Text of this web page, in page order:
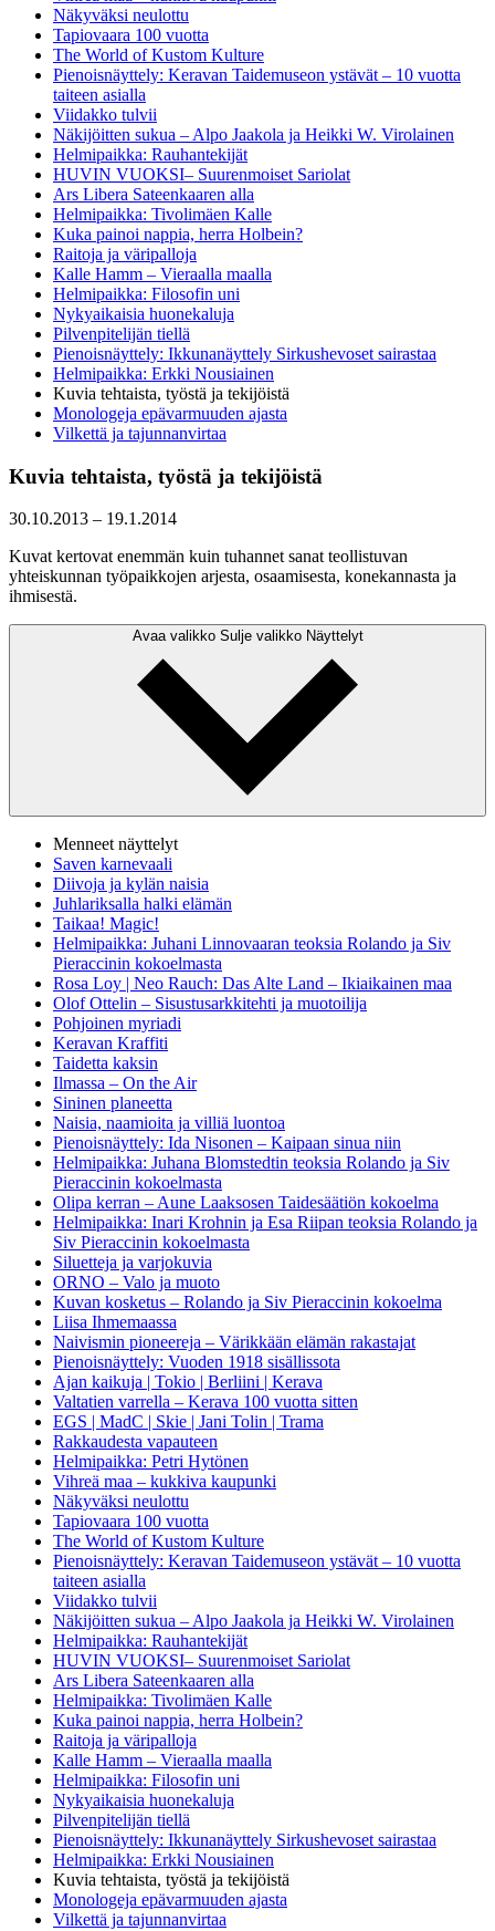
Näkyväksi neulottu
Tapiovaara 100 vuotta
The World of Kustom Kulture
Pienoisnäyttely: Keravan Taidemuseon ystävät – 10 vuotta
taiteen asialla
Viidakko tulvii
Näkijöitten sukua – Alpo Jaakola ja Heikki W. Virolainen
Helmipaikka: Rauhantekijät
HUVIN VUOKSI– Suurenmoiset Sariolat
Ars Libera Sateenkaaren alla
Helmipaikka: Tivolimäen Kalle
Kuka painoi nappia, herra Holbein?
Raitoja ja väripalloja
Kalle Hamm – Vieraalla maalla
Helmipaikka: Filosofin uni
Nykyaikaisia huonekaluja
Pilvenpitelijän tiellä
Pienoisnäyttely: Ikkunanäyttely Sirkushevoset sairastaa
Helmipaikka: Erkki Nousiainen
Kuvia tehtaista, työstä ja tekijöistä
Monologeja epävarmuuden ajasta
Vilkettä ja tajunnanvirtaa
Kuvia tehtaista, työstä ja tekijöistä
30.10.2013 – 19.1.2014
Kuvat kertovat enemmän kuin tuhannet sanat teollistuvan
yhteiskunnan työpaikkojen arjesta, osaamisesta, konekannasta ja
ihmisestä.
Avaa valikko Sulje valikko Näyttelyt
Menneet näyttelyt
Saven karnevaali
Diivoja ja kylän naisia
Juhlariksalla halki elämän
Taikaa! Magic!
Helmipaikka: Juhani Linnovaaran teoksia Rolando ja Siv
Pieraccinin kokoelmasta
Rosa Loy | Neo Rauch: Das Alte Land – Ikiaikainen maa
Olof Ottelin – Sisustusarkkitehti ja muotoilija
Pohjoinen myriadi
Keravan Kraffiti
Taidetta kaksin
Ilmassa – On the Air
Sininen planeetta
Naisia, naamioita ja villiä luontoa
Pienoisnäyttely: Ida Nisonen – Kaipaan sinua niin
Helmipaikka: Juhana Blomstedtin teoksia Rolando ja Siv
Pieraccinin kokoelmasta
Olipa kerran – Aune Laaksosen Taidesäätiön kokoelma
Helmipaikka: Inari Krohnin ja Esa Riipan teoksia Rolando ja
Siv Pieraccinin kokoelmasta
Siluetteja ja varjokuvia
ORNO – Valo ja muoto
Kuvan kosketus – Rolando ja Siv Pieraccinin kokoelma
Liisa Ihmemaassa
Naivismin pioneereja – Värikkään elämän rakastajat
Pienoisnäyttely: Vuoden 1918 sisällissota
Ajan kaikuja | Tokio | Berliini | Kerava
Valtatien varrella – Kerava 100 vuotta sitten
EGS | MadC | Skie | Jani Tolin | Trama
Rakkaudesta vapauteen
Helmipaikka: Petri Hytönen
Vihreä maa – kukkiva kaupunki
Näkyväksi neulottu
Tapiovaara 100 vuotta
The World of Kustom Kulture
Pienoisnäyttely: Keravan Taidemuseon ystävät – 10 vuotta
taiteen asialla
Viidakko tulvii
Näkijöitten sukua – Alpo Jaakola ja Heikki W. Virolainen
Helmipaikka: Rauhantekijät
HUVIN VUOKSI– Suurenmoiset Sariolat
Ars Libera Sateenkaaren alla
Helmipaikka: Tivolimäen Kalle
Kuka painoi nappia, herra Holbein?
Raitoja ja väripalloja
Kalle Hamm – Vieraalla maalla
Helmipaikka: Filosofin uni
Nykyaikaisia huonekaluja
Pilvenpitelijän tiellä
Pienoisnäyttely: Ikkunanäyttely Sirkushevoset sairastaa
Helmipaikka: Erkki Nousiainen
Kuvia tehtaista, työstä ja tekijöistä
Monologeja epävarmuuden ajasta
Vilkettä ja tajunnanvirtaa